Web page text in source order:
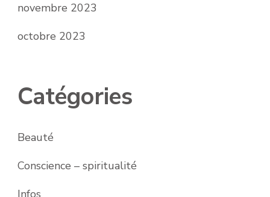
novembre 2023
octobre 2023
Catégories
Beauté
Conscience – spiritualité
Infos